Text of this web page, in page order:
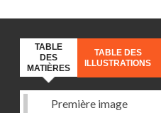
TABLE
DES
MATIÈRES
TABLE DES
ILLUSTRATIONS
Première image